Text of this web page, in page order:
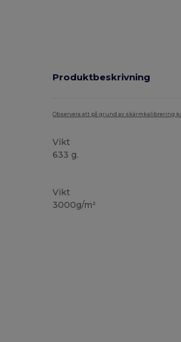
Produktbeskrivning
Observera att på grund av skärmkalibrering
Vikt
633 g.
Vikt
3000g/m²